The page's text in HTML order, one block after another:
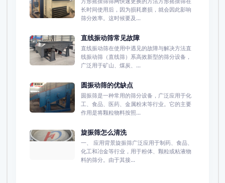
长时间使用后，因为损耗磨损，就会因此影响
筛分效率。这时候要及...
直线振动筛常见故障
直线振动筛在使用中遇见的故障与解决方法直
线振动筛（直线筛）系高效新型的筛分设备，
广泛用于矿山、煤炭、...
圆振动筛的优缺点
圆振筛是一种常用的筛分设备，广泛应用于化
工、食品、医药、金属粉末等行业。它的主要
作用是将颗粒物料按照...
旋振筛怎么清洗
一、 应用背景旋振筛广泛应用于制药、食品、
化工和冶金等行业，用于粉体、颗粒或粘液物
料的筛分。由于其接...